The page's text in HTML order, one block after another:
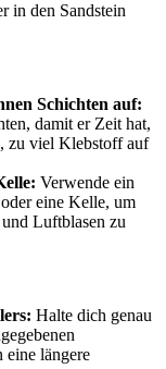
in den Sandstein
Schichten auf:
damit er Zeit hat,
zu viel Klebstoff auf
Verwende ein
eine Kelle, um
Luftblasen zu
Halte dich genau
eine längere